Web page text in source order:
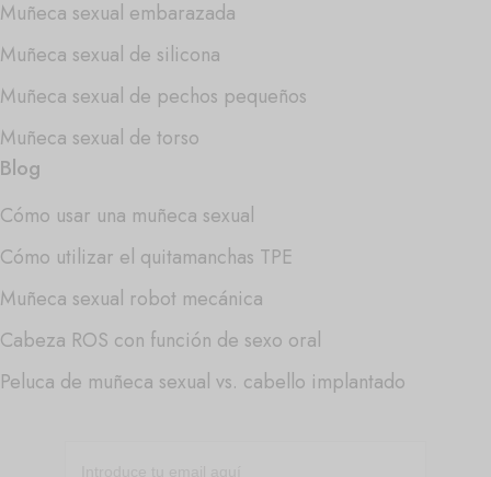
Muñeca sexual embarazada
Muñeca sexual de silicona
Muñeca sexual de pechos pequeños
Muñeca sexual de torso
Blog
Cómo usar una muñeca sexual
Cómo utilizar el quitamanchas TPE
Muñeca sexual robot mecánica
Cabeza ROS con función de sexo oral
Peluca de muñeca sexual vs. cabello implantado